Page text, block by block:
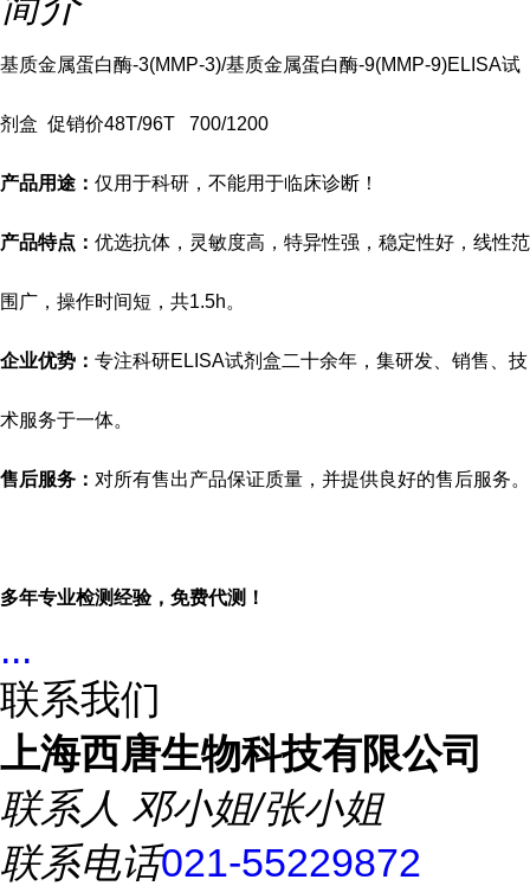
基质金属蛋白酶-3(MMP-3)/基质金属蛋白酶-9(MMP-9)ELISA试
剂盒 促销价48T/96T 700/1200
产品用途： 仅用于科研，不能用于临床诊断！
产品特点： 优选抗体，灵敏度高，特异性强，稳定性好，线性范
围广，操作时间短，共1.5h。
企业优势： 专注科研ELISA试剂盒二十余年，集研发、销售、技
术服务于一体。
售后服务： 对所有售出产品保证质量，并提供良好的售后服务。
多年专业检测经验，免费代测！
...
联系我们
上海西唐生物科技有限公司
联系人 邓小姐/张小姐
联系电话021-55229872